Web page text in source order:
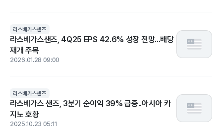
라스베가스샌즈
라스베가스샌즈, 4Q25 EPS 42.6% 성장 전망...배당
재개 주목
2026.01.28 09:00
라스베가스샌즈
라스베가스 샌즈, 3분기 순이익 39% 급증..아시아 카
지노 호황
2025.10.23 05:11